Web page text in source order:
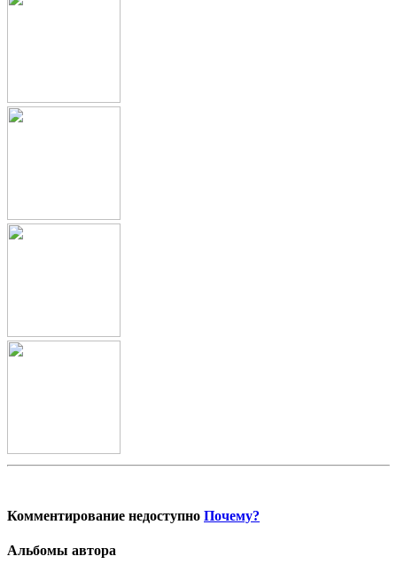
Комментирование недоступно Почему?
Альбомы автора